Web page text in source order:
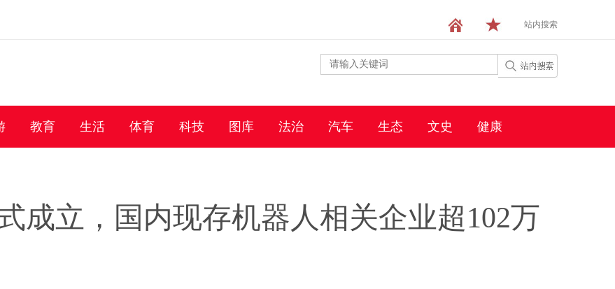
站内搜索
教育 生活 体育 科技 图库 法治 汽车 生态 文史 健康
成立，国内现存机器人相关企业超102万